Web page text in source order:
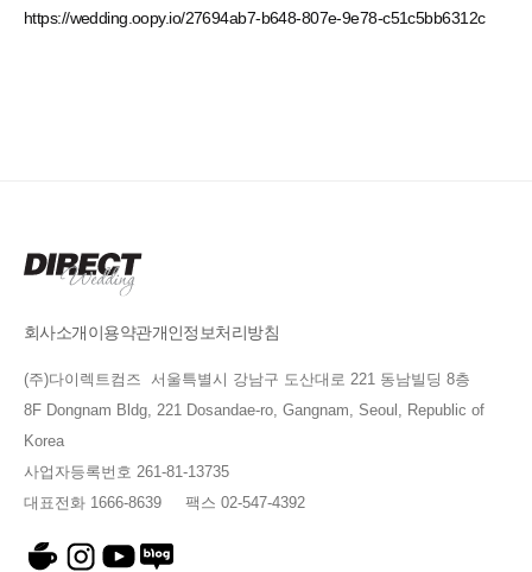
https://wedding.oopy.io/27694ab7-b648-807e-9e78-c51c5bb6312c
회사소개이용약관개인정보처리방침
(주)다이렉트컴즈 서울특별시 강남구 도산대로 221 동남빌딩 8층
8F Dongnam Bldg, 221 Dosandae-ro, Gangnam, Seoul, Republic of
Korea
사업자등록번호 261-81-13735
대표전화 1666-8639 팩스 02-547-4392